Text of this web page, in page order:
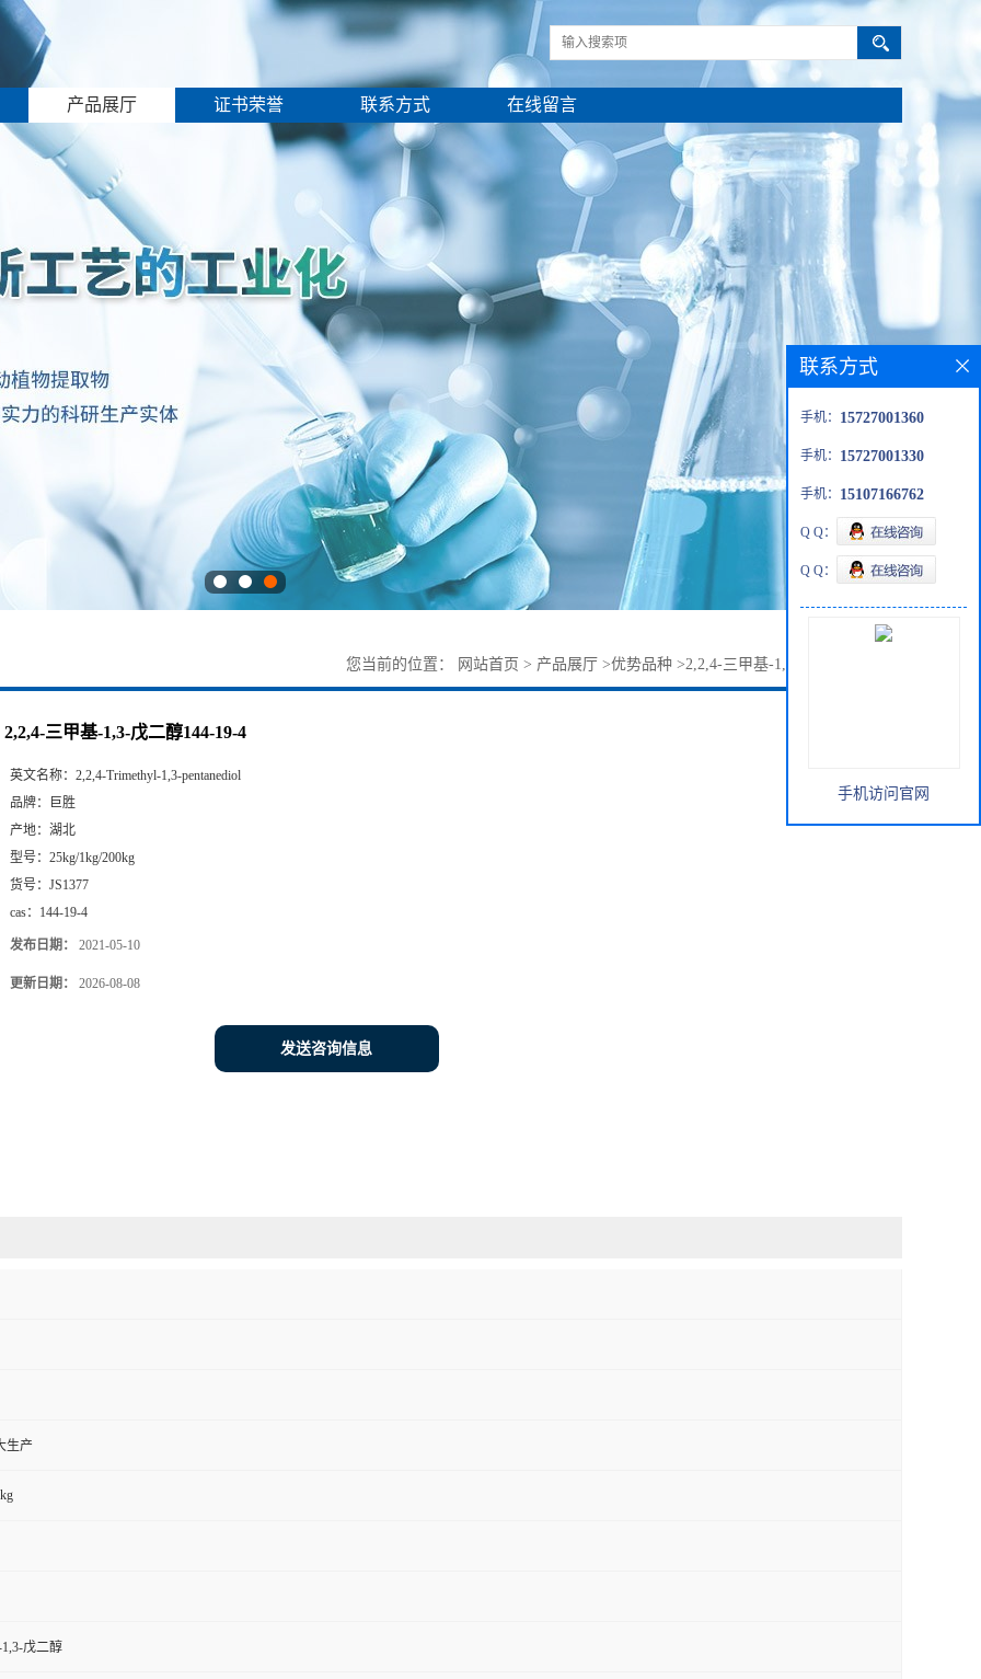
产品展厅 证书荣誉 联系方式 在线留言
您当前的位置： 网站首页 > 产品展厅 >优势品种 >2,2,4-三甲基-1,3-戊二醇144-19-4
2,2,4-三甲基-1,3-戊二醇144-19-4
英文名称： 2,2,4-Trimethyl-1,3-pentanediol
品牌：
巨胜
产地： 湖北
型号： 25kg/1kg/200kg
货号： JS1377
cas： 144-19-4
发布日期： 2021-05-10
更新日期： 2026-08-08
发送咨询信息
生产
戊二醇
联系方式
手机： 15727001360
手机： 15727001330
手机： 15107166762
Q Q：
Q Q：
手机访问官网